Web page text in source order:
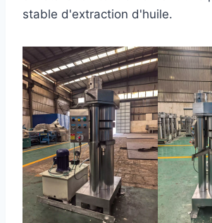
stable d'extraction d'huile.